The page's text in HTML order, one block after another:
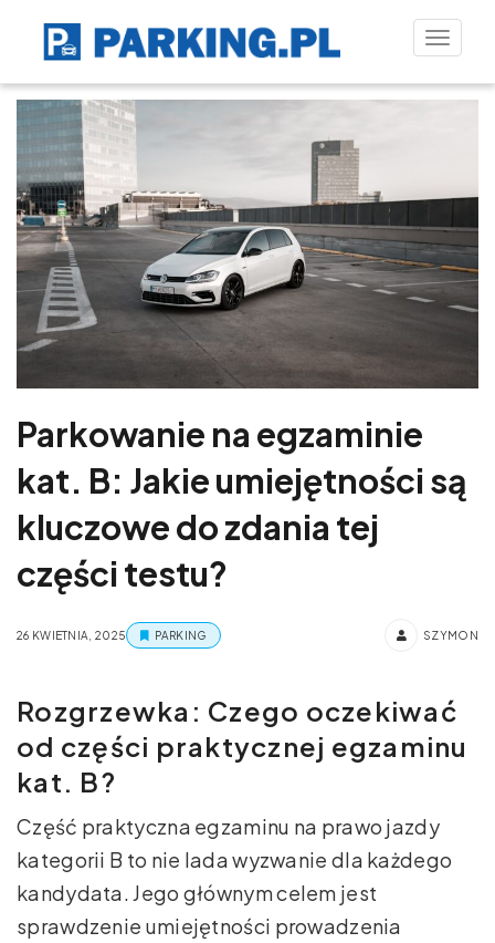
Toggle
Parkowanie na egzaminie
kat. B: Jakie umiejętności są
kluczowe do zdania tej
części testu?
26 KWIETNIA, 2025 PARKING SZYMON
Rozgrzewka: Czego oczekiwać
od części praktycznej egzaminu
kat. B?
Część praktyczna egzaminu na prawo jazdy
kategorii B to nie lada wyzwanie dla każdego
kandydata. Jego głównym celem jest
sprawdzenie umiejętności prowadzenia